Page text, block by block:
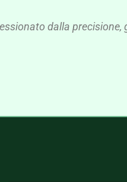
dalla precisione,